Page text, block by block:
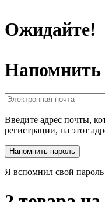
Ожидайте!
Напомнить
Введите адрес почты,
регистрации, на этот
Я вспомнил свой пароль